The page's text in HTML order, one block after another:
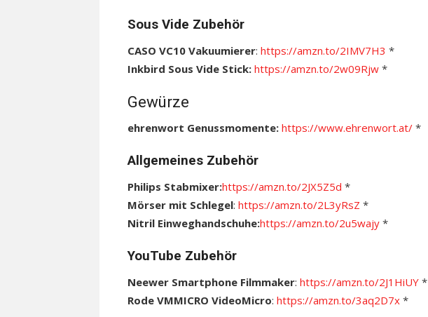
Sous Vide Zubehör
CASO VC10 Vakuumierer: https://amzn.to/2IMV7H3 *
Inkbird Sous Vide Stick: https://amzn.to/2w09Rjw *
Gewürze
ehrenwort Genussmomente: https://www.ehrenwort.at/ *
Allgemeines Zubehör
Philips Stabmixer:https://amzn.to/2JX5Z5d *
Mörser mit Schlegel: https://amzn.to/2L3yRsZ *
Nitril Einweghandschuhe:https://amzn.to/2u5wajy *
YouTube Zubehör
Neewer Smartphone Filmmaker: https://amzn.to/2J1HiUY *
Rode VMMICRO VideoMicro: https://amzn.to/3aq2D7x *